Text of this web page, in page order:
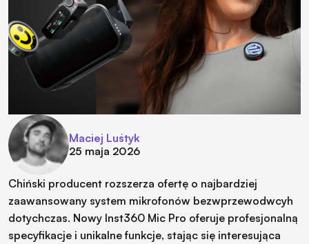
Maciej Luśtyk
25 maja 2026
Chiński producent rozszerza ofertę o najbardziej
zaawansowany system mikrofonów bezwprzewodwcyh
dotychczas. Nowy Inst360 Mic Pro oferuje profesjonalną
specyfikacje i unikalne funkcje, stając się interesująca